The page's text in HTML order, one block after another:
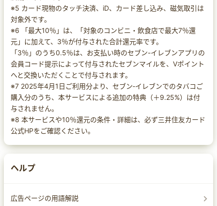
※5 カード現物のタッチ決済、iD、カード差し込み、磁気取引は
対象外です。
※6 「最大10％」は、「対象のコンビニ・飲食店で最大7％還
元」に加えて、3％が付与された合計還元率です。
「3％」のうち0.5％は、お支払い時のセブン-イレブンアプリの
会員コード提示によって付与されたセブンマイルを、Vポイント
へと交換いただくことで付与されます。
※7 2025年4月1日ご利用分より、セブン‐イレブンでのタバコご
購入分のうち、本サービスによる追加の特典（＋9.25%）は付
与されません。
※8 本サービスや10％還元の条件・詳細は、必ず三井住友カード
公式HPをご確認ください。
ヘルプ
広告ページの用語解説